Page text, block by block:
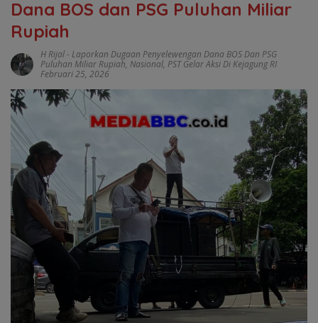
Dana BOS dan PSG Puluhan Miliar
Rupiah
H Rijal- Laporkan Dugaan Penyelewengan Dana BOS Dan PSG
Puluhan Miliar Rupiah, Nasional, PST Gelar Aksi Di Kejagung RI
Februari 25, 2026